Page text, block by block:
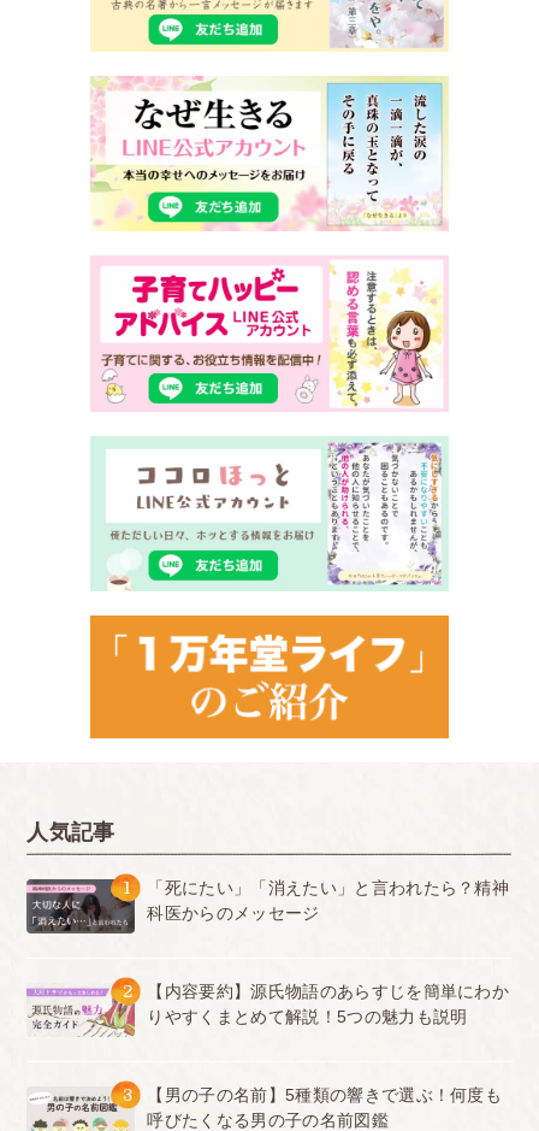
人気記事
1
「死にたい」「消えたい」と言われたら？精神
科医からのメッセージ
2
【内容要約】源氏物語のあらすじを簡単にわか
りやすくまとめて解説！5つの魅力も説明
3
【男の子の名前】5種類の響きで選ぶ！何度も
呼びたくなる男の子の名前図鑑